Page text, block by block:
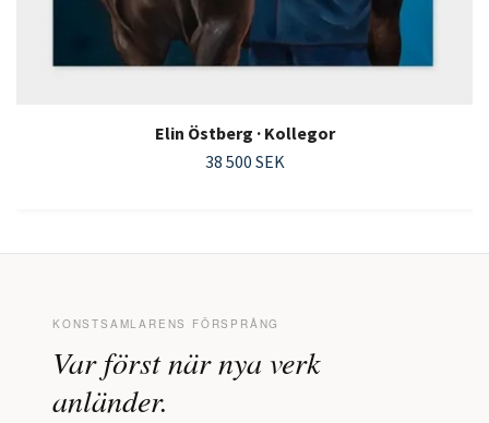
Elin Östberg · Kollegor
38 500 SEK
KONSTSAMLARENS FÖRSPRÅNG
Var först när nya verk
anländer.